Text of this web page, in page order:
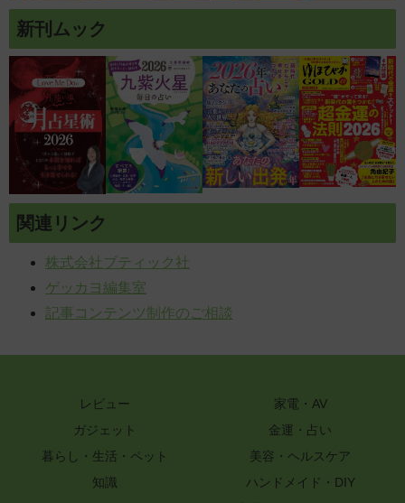
新刊ムック
関連リンク
株式会社ブティック社
ゲッカヨ編集室
記事コンテンツ制作のご相談
レビュー
家電・AV
ガジェット
金運・占い
暮らし・生活・ペット
美容・ヘルスケア
知識
ハンドメイド・DIY